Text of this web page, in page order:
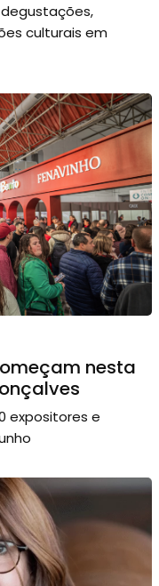
culturais em
nesta
expositores e